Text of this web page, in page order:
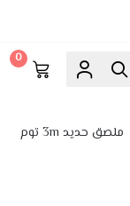
0
ملصق حديد 3m توم